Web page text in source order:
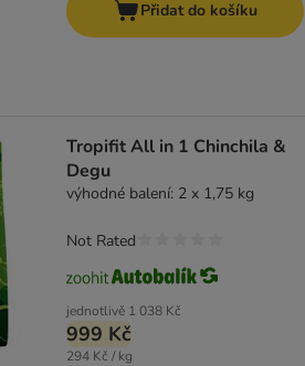
Přidat do košíku
Tropifit All in 1 Chinchila &
Degu
výhodné balení: 2 x 1,75 kg
jednotlivě 1 038 Kč
999 Kč
294 Kč / kg
Not Rated